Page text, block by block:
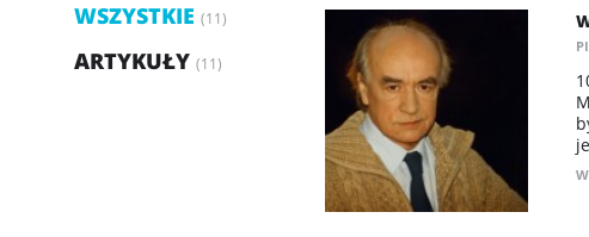
WSZYSTKIE (11)
ARTYKUŁY (11)